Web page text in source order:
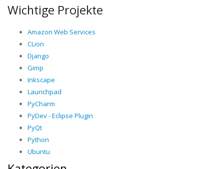
Wichtige Projekte
Amazon Web Services
CLion
Django
Gimp
Inkscape
Launchpad
PyCharm
PyDev - Eclipse Plugin
PyQt
Python
Ubuntu